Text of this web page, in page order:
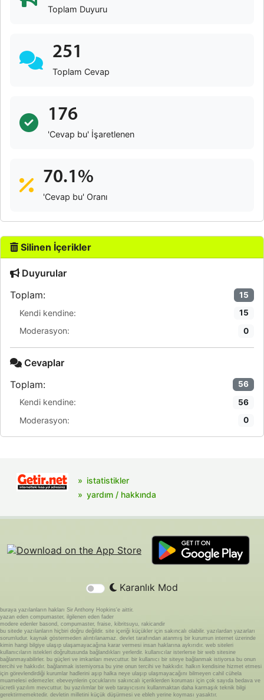
Toplam Duyuru
251
Toplam Cevap
176
'Cevap bu' İşaretlenen
70.1%
'Cevap bu' Oranı
Silinen İçerikler
Duyurular
Toplam:
15
Kendi kendine: 15
Moderasyon: 0
Cevaplar
Toplam:
56
Kendi kendine: 56
Moderasyon: 0
istatistikler
yardım / hakkında
Karanlık Mod
buraya yazılanların hakları Sir Anthony Hopkins'e aittir.
yazan eden compumaster, ilgilenen eden fader
modere edenler basond, compumaster, fraise, kibritsuyu, rakicandir
bu sitede yazılanların hiçbiri doğru değildir. site içeriği küçükler için sakıncalı olabilir. yazılardan yazarları
sorumludur. kaynak göstermeden alıntılanamaz. devlet tarafından atanmış bir kurumun internet üzerinde
kimin hangi bilgiye ulaşıp ulaşamayacağına karar vermesi insan haklarına aykırıdır. web siteleri
kullanıcıların istekleri doğrultusunda bağlandıkları yerlerdir. kullanıcılar isterlerse bir web sitesine
bağlanmayabilirler. bu güçleri ve imkanları mevcuttur. bir kullanıcı bir siteye bağlanmak istiyorsa bu onun
tercihi ve hakkıdır. bağlanmak istemiyorsa bu yine onun tercihi ve hakkıdır. halkın kendisine hizmet etmesi
için görevlendirdiği kurumlar hadlerini aşıp halka neye ulaşıp ulaşmayacağını bilmeyen cahil cühela
muamelesi edemezler. ebeveynlerin çocuklarını sakıncalı içeriklerden koruması için çok sayıda bedava ve
ücretli yazılım mevcuttur. bu yazılımlar bir web tarayıcısını kullanmaktan daha karmaşık teknik bilgi
gerektirmemektedir. devletin milletini küçük düşürmesi ve ebleh yerine koyması yasaktır.